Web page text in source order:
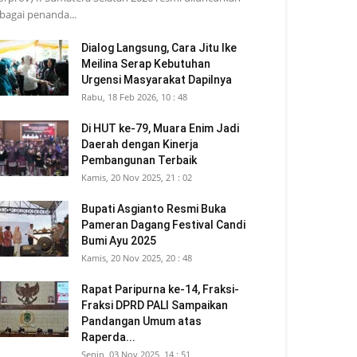
penanda...
Dialog Langsung, Cara Jitu Ike
Meilina Serap Kebutuhan
Urgensi Masyarakat Dapilnya
Rabu, 18 Feb 2026, 10 : 48
Di HUT ke-79, Muara Enim Jadi
Daerah dengan Kinerja
Pembangunan Terbaik
Kamis, 20 Nov 2025, 21 : 02
Bupati Asgianto Resmi Buka
Pameran Dagang Festival Candi
Bumi Ayu 2025
Kamis, 20 Nov 2025, 20 : 48
Rapat Paripurna ke-14, Fraksi-
Fraksi DPRD PALI Sampaikan
Pandangan Umum atas
Raperda...
Senin, 03 Nov 2025, 14 : 51